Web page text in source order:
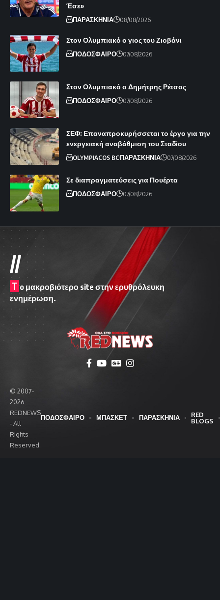
Έσε»
ΠΑΡΑΣΚΗΝΙΑ 08/08/2026
Στον Ολυμπιακό ο γιος του Ζιοβάνι
ΠΟΔΟΣΦΑΙΡΟ 07/08/2026
Στον Ολυμπιακό ο Δημήτρης Ρέτσος
ΠΟΔΟΣΦΑΙΡΟ 07/08/2026
ΣΕΦ: Επαναπροκυρήσσεται το έργο για την
ενεργειακή αναβάθμιση του Σταδίου
OLYMPIACOS BCΠΑΡΑΣΚΗΝΙΑ 07/08/2026
Σε διαπραγματεύσεις για Πουέρτα
ΠΟΔΟΣΦΑΙΡΟ 07/08/2026
//
T o μακροβιότερο site στην ερυθρόλευκη
ενημέρωση.
© 2007-
2026
REDNEWS
- All
Rights
Reserved.
ΠΟΔΟΣΦΑΙΡΟ ΜΠΑΣΚΕΤ ΠΑΡΑΣΚΗΝΙΑ
RED
BLOGS